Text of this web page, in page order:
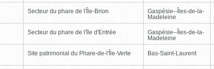
Secteur du phare de l'Île-Brion
Gaspésie--Îles-de-la-
Madeleine
Secteur du phare de l'île d'Entrée
Gaspésie--Îles-de-la-
Madeleine
Site patrimonial du Phare-de-l'Île-Verte Bas-Saint-Laurent